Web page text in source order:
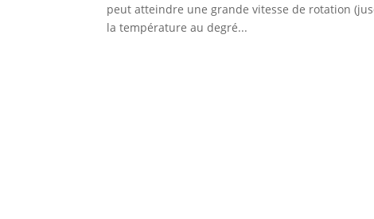
peut atteindre une grande vitesse de rotation
la température au degré...